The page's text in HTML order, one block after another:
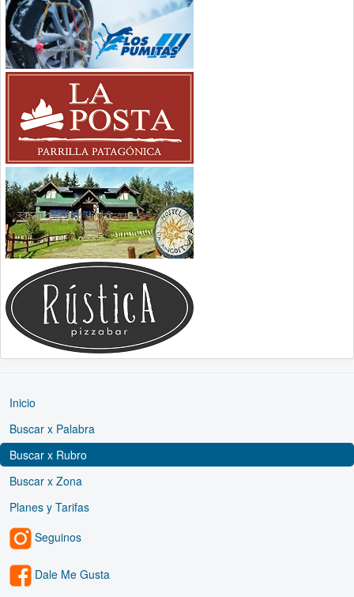
Inicio
Buscar x Palabra
Buscar x Rubro
Buscar x Zona
Planes y Tarifas
Seguinos
Dale Me Gusta